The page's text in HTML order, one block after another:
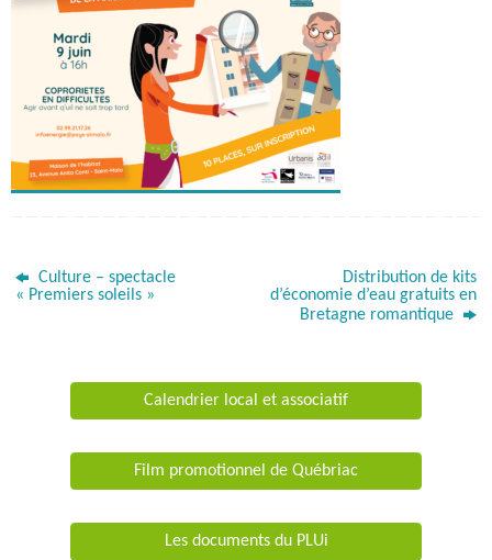
Culture – spectacle
« Premiers soleils »
Distribution de kits
d’économie d’eau gratuits en
Bretagne romantique
Calendrier local et associatif
Film promotionnel de Québriac
Les documents du PLUi